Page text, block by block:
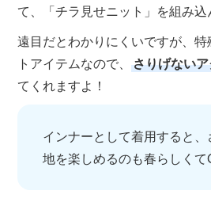
て、「チラ見せニット」を組み込
遠目だとわかりにくいですが、
トアイテムなので、さりげない
てくれますよ！
インナーとして着用すると
地を楽しめるのも春らしくて